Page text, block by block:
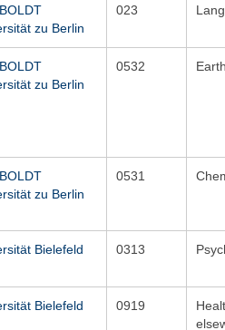
zu Berlin
023
zu Berlin
0532
zu Berlin
0531
Bielefeld 0313
Bielefeld 0919